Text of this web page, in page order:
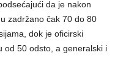
da je nakon
zadržano čak 70 do 80
dok je oficirski
od 50 odsto, a generalski i